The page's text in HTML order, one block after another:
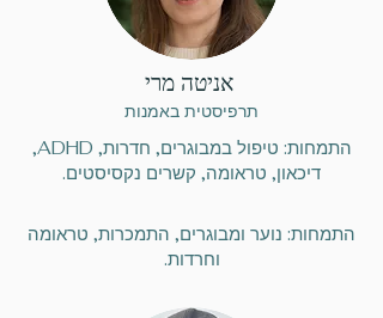
אניטה מרי
תרפיסטית באמנות
התמחות: טיפול במבוגרים, חדרות, ADHD,
דיכאון, טראומה, קשרים נקסיסטים.
התמחות: נוער ומבוגרים, התמכרות, טראומה
וחרדות.